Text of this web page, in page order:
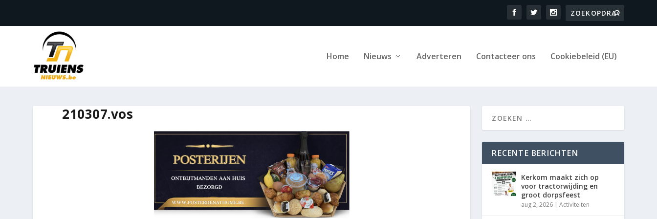
Home Nieuws Adverteren Contacteer ons Cookiebeleid (EU)
210307.vos
RECENTE BERICHTEN
Kerkom maakt zich op
voor tractorwijding en
groot dorpsfeest
aug 2, 2026 |Activiteiten